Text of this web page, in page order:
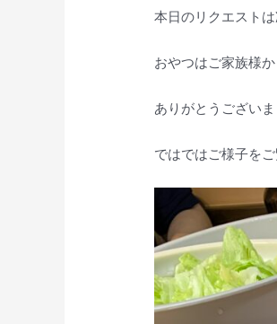
本日のリクエスト
おやつはご家族様
ありがとうござい
ではではご様子を